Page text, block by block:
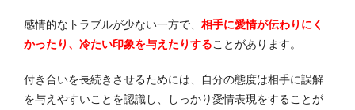
感情的なトラブルが少ない一方で、 相手に愛情が伝わりにく
かったり、冷たい印象を与えたりすることがあります。
付き合いを長続きさせるためには、自分の態度は相手に誤解
を与えやすいことを認識し、しっかり愛情表現をすることが